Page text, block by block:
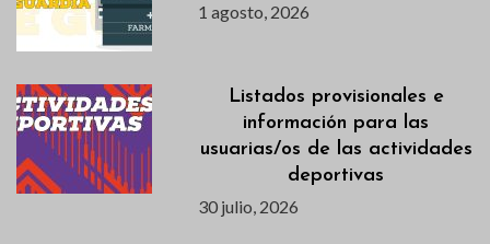
1 agosto, 2026
Listados provisionales e
información para las
usuarias/os de las actividades
deportivas
30 julio, 2026